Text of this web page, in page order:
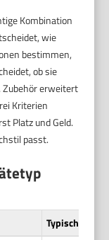
Kombination
wie
bestimmen,
ob sie
Zubehör erweitert
Kriterien
Platz und Geld.
passt.
Typische